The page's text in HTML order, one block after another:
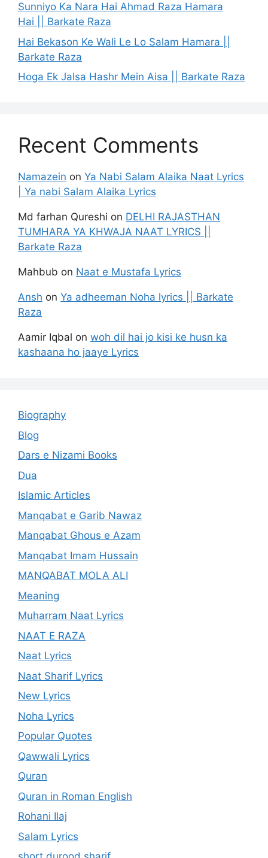
Sunniyo Ka Nara Hai Ahmad Raza Hamara
Hai || Barkate Raza
Hai Bekason Ke Wali Le Lo Salam Hamara ||
Barkate Raza
Hoga Ek Jalsa Hashr Mein Aisa || Barkate Raza
Recent Comments
Namazein on Ya Nabi Salam Alaika Naat Lyrics
| Ya nabi Salam Alaika Lyrics
Md farhan Qureshi on DELHI RAJASTHAN
TUMHARA YA KHWAJA NAAT LYRICS ||
Barkate Raza
Mahbub on Naat e Mustafa Lyrics
Ansh on Ya adheeman Noha lyrics || Barkate
Raza
Aamir Iqbal on woh dil hai jo kisi ke husn ka
kashaana ho jaaye Lyrics
Biography
Blog
Dars e Nizami Books
Dua
Islamic Articles
Manqabat e Garib Nawaz
Manqabat Ghous e Azam
Manqabat Imam Hussain
MANQABAT MOLA ALI
Meaning
Muharram Naat Lyrics
NAAT E RAZA
Naat Lyrics
Naat Sharif Lyrics
New Lyrics
Noha Lyrics
Popular Quotes
Qawwali Lyrics
Quran
Quran in Roman English
Rohani Ilaj
Salam Lyrics